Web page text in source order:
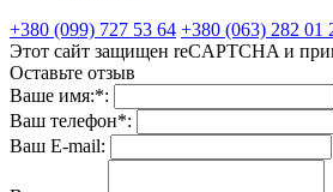
+380 (099) 727 53 64 +380 (063) 282 01
Этот сайт защищен reCAPTCHA и
Оставьте отзыв
Ваше имя:*:
Ваш телефон*:
Ваш E-mail: